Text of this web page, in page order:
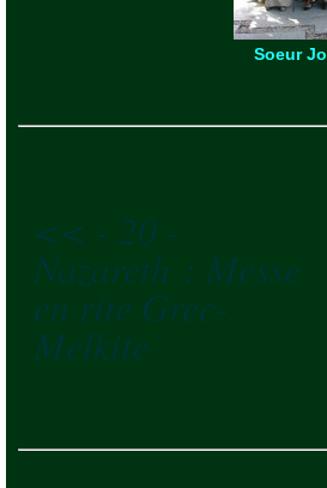
Soeur
<< - 20 -
Nazareth : Messe
en rite Grec-
Melkite